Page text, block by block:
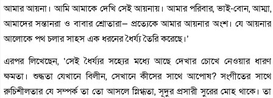
আমার আয়না। আমি আমাকে দেখি সেই আয়নায়। আমার পরিবার, ভাই-বোন, আম্মা,
আমাদের সন্তানরা ও বাবার শ্রোতারা— প্রত্যেকে আমার আয়নার অংশ। যে আয়নার
আলোকে পথ চলার সাহস এক ধরনের ধৈর্য্য তৈরি করেছে।’
এরপর লিখেছেন, ‘সেই ধৈর্য্যর সহ্যের মধ্যে আছে দেখার চোখে নেওয়ার ধারণ
ক্ষমতা। শুদ্ধতা যেখানে বিলীন, সেখানে কীসের সাথে আপোষ? সংগীতের সাথে
রুচিশীলতার যে সম্পর্ক তা তো আসলে স্নিগ্ধতা, সূদুর প্রসারী সুরের মোহ থাকে। তা